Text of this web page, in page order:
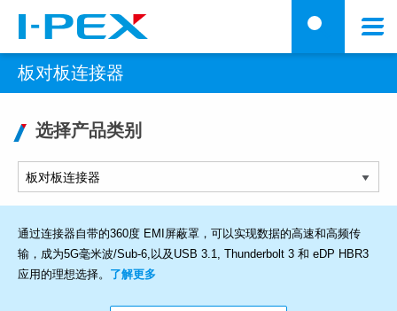
搜索
板对板连接器
选择产品类别
通过连接器自带的360度 EMI屏蔽罩，可以实现数据的高速和高频传
输，成为5G毫米波/Sub-6,以及USB 3.1, Thunderbolt 3 和 eDP HBR3
应用的理想选择。 了解更多